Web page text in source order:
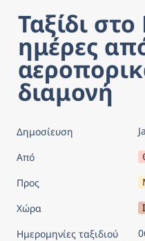
Ταξίδι
ημέρες
διαμονή
Δημοσίευση
Από
Προς
Χώρα
Ημερομηνίες ταξιδιού